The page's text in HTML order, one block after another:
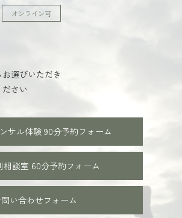
オンライン可
選びいただき
さい
サル体験 90分予約フォーム
相談室 60分予約フォーム
問い合わせフォーム